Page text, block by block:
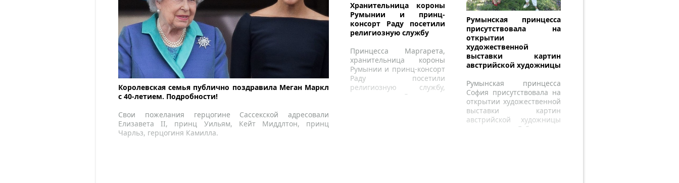
Королевская семья публично поздравила Меган Маркл
с 40-летием. Подробности!
Свои пожелания герцогине Сассекской адресовали
Елизавета II, принц Уильям, Кейт Миддлтон, принц
Чарльз, герцогиня Камилла.
Хранительница короны
Румынии и принц-
консорт Раду посетили
религиозную службу
Принцесса Маргарета,
хранительница короны
Румынии и принц-консорт
Раду посетили
религиозную службу,
посвященную 5-летию со
Румынская принцесса
присутствовала на
открытии
художественной
выставки картин
австрийской художницы
Румынская принцесса
София присутствовала на
открытии художественной
выставки картин
австрийской художницы
эрцгерцогини Габриэлы.